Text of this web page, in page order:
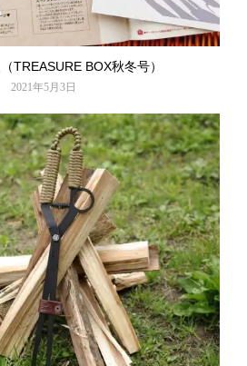
TREASURE BOX秋冬号）
2021年5月3日